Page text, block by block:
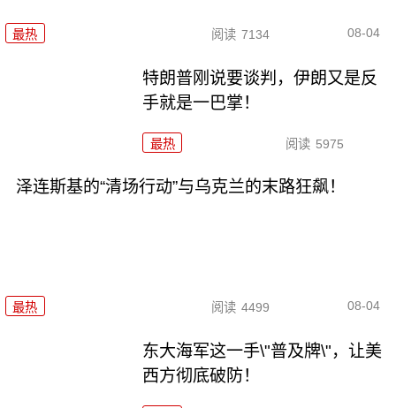
最热 阅读 7134 08-04
特朗普刚说要谈判，伊朗又是反
手就是一巴掌！
最热 阅读 5975
泽连斯基的“清场行动”与乌克兰的末路狂飙！
最热 阅读 4499 08-04
东大海军这一手\"普及牌\"，让美
西方彻底破防！